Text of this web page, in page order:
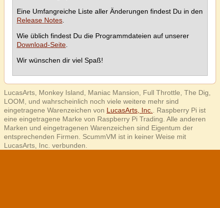
Eine Umfangreiche Liste aller Änderungen findest Du in den
Release Notes
Wie üblich findest Du die Programmdateien auf unserer
Download-Seite
Wir wünschen dir viel Spaß!
LucasArts, Monkey Island, Maniac Mansion, Full Throttle, The Dig,
LOOM, und wahrscheinlich noch viele weitere mehr sind
eingetragene Warenzeichen von LucasArts, Inc.
. Raspberry Pi ist
eine eingetragene Marke von Raspberry Pi Trading. Alle anderen
Marken und eingetragenen Warenzeichen sind Eigentum der
entsprechenden Firmen. ScummVM ist in keiner Weise mit
LucasArts, Inc. verbunden.